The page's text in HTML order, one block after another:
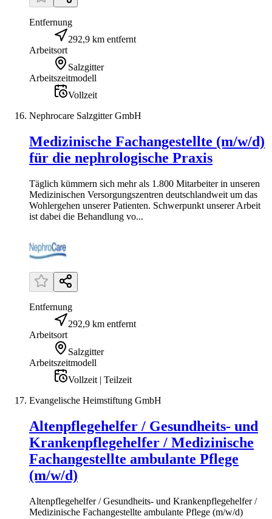
Entfernung
292,9 km entfernt
Arbeitsort
Salzgitter
Arbeitszeitmodell
Vollzeit
Nephrocare Salzgitter GmbH
Medizinische Fachangestellte (m/w/d)
für die nephrologische Praxis
Täglich kümmern sich mehr als 1.800 Mitarbeiter in unseren
Medizinischen Versorgungszentren deutschlandweit um das
Wohlergehen unserer Patienten. Schwerpunkt unserer Arbeit
ist dabei die Behandlung vo...
Entfernung
292,9 km entfernt
Arbeitsort
Salzgitter
Arbeitszeitmodell
Vollzeit | Teilzeit
Evangelische Heimstiftung GmbH
Altenpflegehelfer / Gesundheits- und
Krankenpflegehelfer / Medizinische
Fachangestellte ambulante Pflege
(m/w/d)
Altenpflegehelfer / Gesundheits- und Krankenpflegehelfer /
Medizinische Fachangestellte ambulante Pflege (m/w/d)